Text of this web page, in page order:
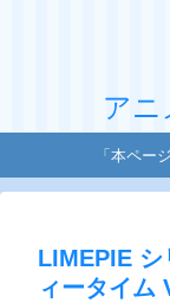
アニ
「本ペー
LIMEPIE
ィータイム